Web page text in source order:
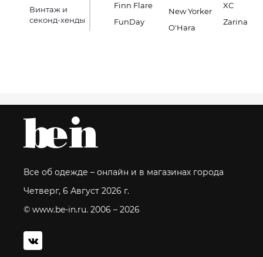
Винтаж и
секонд-хенды
Finn Flare
FunDay
New Yorker
O'Hara
XC
Zarina
Все об одежде – онлайн и в магазинах города
Четверг, 6 Август 2026 г.
© www.be-in.ru. 2006 – 2026